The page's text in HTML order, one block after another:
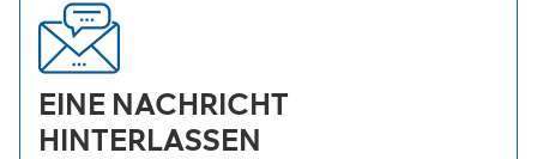
EINE NACHRICHT
HINTERLASSEN